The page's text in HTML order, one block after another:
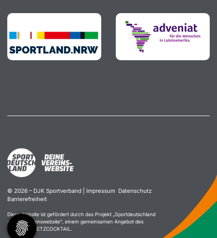
© 2026 – DJK Sportverband | Impressum Datenschutz
Barrierefreiheit
Diese Website ist gefördert durch das Projekt „Sportdeutschland
– Deine Vereinswebsite”, einem gemeinsamen Angebot des
DOSB und NETZCOCKTAIL.